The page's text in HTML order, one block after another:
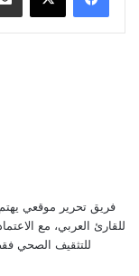
فريق تحرير موقعي
للقارئ العربي، مع
للتثقيف الصحي